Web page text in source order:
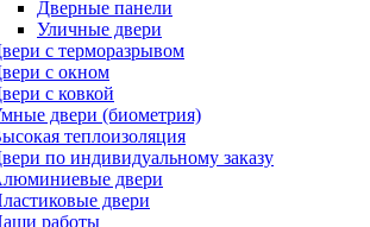
Дверные панели
Уличные двери
с терморазрывом
с окном
с ковкой
двери (биометрия)
теплоизоляция
по индивидуальному заказу
двери
двери
работы